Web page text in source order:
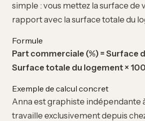
simple : vous mettez la surface de
rapport avec la surface totale du
Formule
Part commerciale (%) = Surface
Surface totale du logement × 100
Exemple de calcul concret
Anna est graphiste indépendante
travaille exclusivement depuis